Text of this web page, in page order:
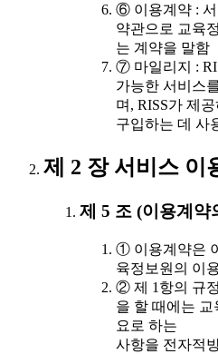
⑥ 이용계약 : 서
약관으로 교육
는 계약을 말함
⑦ 마일리지 :
가능한 서비스
며, RISS가 제
구입하는 데 사
제 2 장 서비스 이
제 5 조 (이용계약
① 이용계약은
육정보원의 이
② 제 1항의 규
을 할 때에는
요로 하는
사항을 전자적